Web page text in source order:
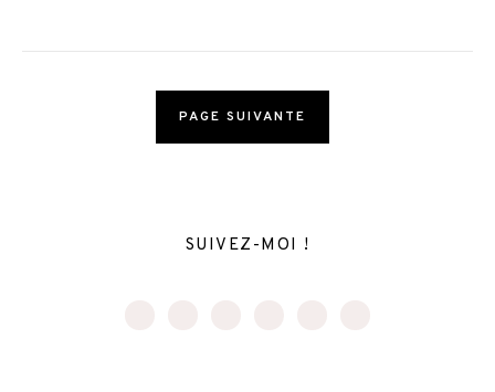
PAGE SUIVANTE
SUIVEZ-MOI !